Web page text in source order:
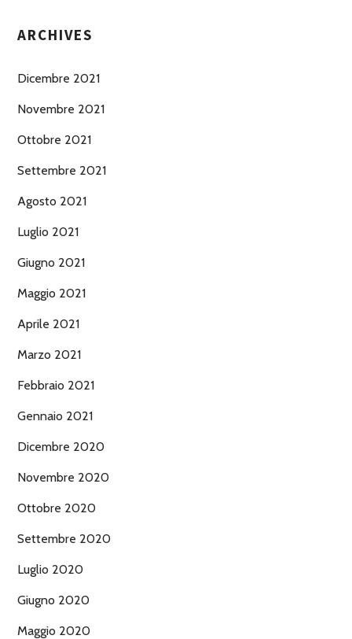
ARCHIVES
Dicembre 2021
Novembre 2021
Ottobre 2021
Settembre 2021
Agosto 2021
Luglio 2021
Giugno 2021
Maggio 2021
Aprile 2021
Marzo 2021
Febbraio 2021
Gennaio 2021
Dicembre 2020
Novembre 2020
Ottobre 2020
Settembre 2020
Luglio 2020
Giugno 2020
Maggio 2020